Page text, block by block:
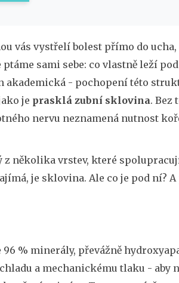
vás vystřelí bolest přímo do ucha,
sami sebe: co vlastně leží
akademická - pochopení této
je prasklá zubní sklovina. Bez
nervu neznamená nutnost
několika vrstev, které
je sklovina. Ale co je pod ní? A
96 % minerály, převážně
a mechanickému tlaku - aby